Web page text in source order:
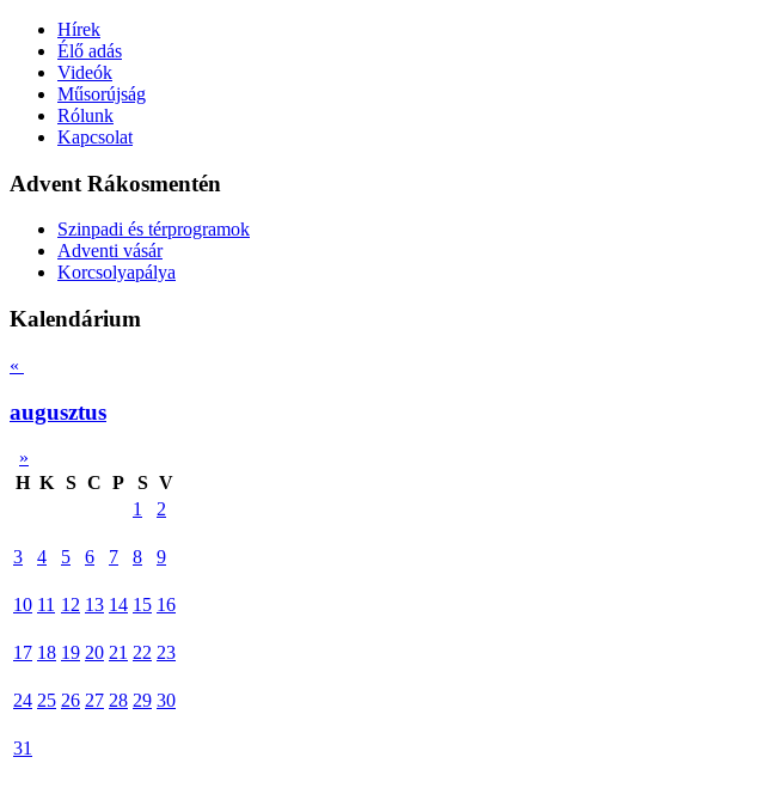
Hírek
Élő adás
Videók
Műsorújság
Rólunk
Kapcsolat
Advent Rákosmentén
Szinpadi és térprogramok
Adventi vásár
Korcsolyapálya
Kalendárium
«
augusztus
»
H K S C P S V
1
2
3 4 5 6 7 8 9
10 11 12 13 14 15 16
17 18 19 20 21 22 23
24 25 26 27 28 29 30
31